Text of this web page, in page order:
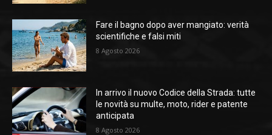
Fare il bagno dopo aver mangiato: verità
scientifiche e falsi miti
8 Agosto 2026
In arrivo il nuovo Codice della Strada: tutte
le novità su multe, moto, rider e patente
anticipata
8 Agosto 2026